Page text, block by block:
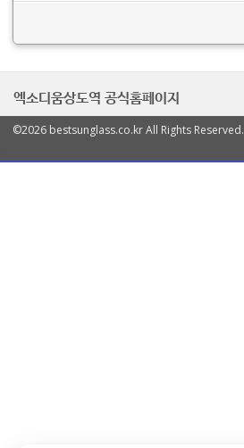
엑소디움상도역 공식홈페이지
©2026 bestsunglass.co.kr All Rights Reserved.